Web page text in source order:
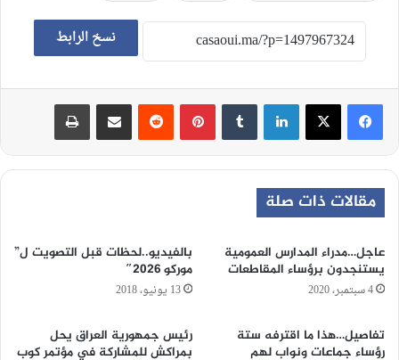
نسخ الرابط
لينكدإن بينتيريست
مقالات ذات صلة
عاجل…مدراء المدارس العمومية
يستنجدون برؤساء المقاطعات
4 سبتمبر، 2020
بالفيديو..لحظات قبل التصويت ل”
موركو 2026″
13 يونيو، 2018
تفاصيل…هذا ما اقترفه ستة
رؤساء جماعات ونواب لهم
رئيس جمهورية العراق يحل
بمراكش للمشاركة في مؤتمر كوب